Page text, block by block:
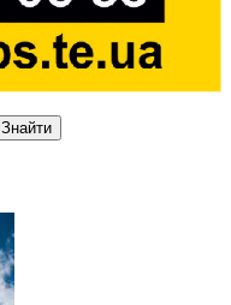
Знайти